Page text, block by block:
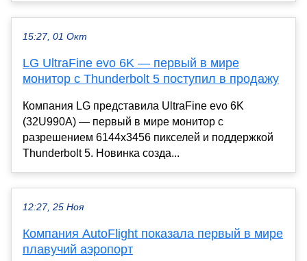
15:27, 01 Окт
LG UltraFine evo 6K — первый в мире
монитор с Thunderbolt 5 поступил в продажу
Компания LG представила UltraFine evo 6K
(32U990A) — первый в мире монитор с
разрешением 6144x3456 пикселей и поддержкой
Thunderbolt 5. Новинка созда...
12:27, 25 Ноя
Компания AutoFlight показала первый в мире
плавучий аэропорт